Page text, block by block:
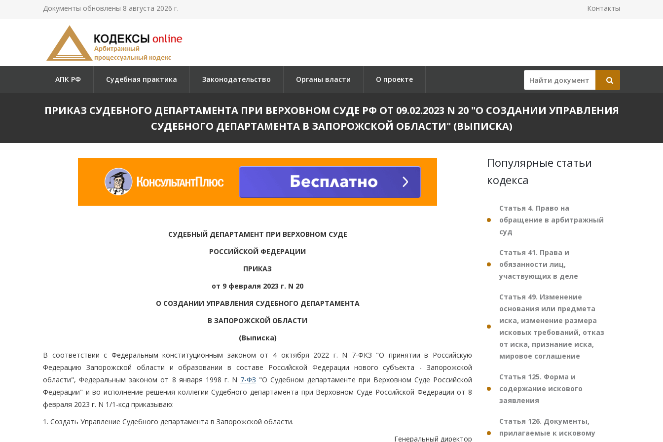
Документы обновлены 8 августа 2026 г. Контакты
АПК РФ Судебная практика Законодательство Органы власти О проекте
ПРИКАЗ СУДЕБНОГО ДЕПАРТАМЕНТА ПРИ ВЕРХОВНОМ СУДЕ РФ ОТ 09.02.2023 N 20 "О СОЗДАНИИ УПРАВЛЕНИЯ
СУДЕБНОГО ДЕПАРТАМЕНТА В ЗАПОРОЖСКОЙ ОБЛАСТИ" (ВЫПИСКА)
СУДЕБНЫЙ ДЕПАРТАМЕНТ ПРИ ВЕРХОВНОМ СУДЕ
РОССИЙСКОЙ ФЕДЕРАЦИИ
ПРИКАЗ
от 9 февраля 2023 г. N 20
О СОЗДАНИИ УПРАВЛЕНИЯ СУДЕБНОГО ДЕПАРТАМЕНТА
В ЗАПОРОЖСКОЙ ОБЛАСТИ
(Выписка)
В соответствии с Федеральным конституционным законом от 4 октября 2022 г. N 7-ФКЗ "О принятии в Российскую
Федерацию Запорожской области и образовании в составе Российской Федерации нового субъекта - Запорожской
области", Федеральным законом от 8 января 1998 г. N 7-ФЗ "О Судебном департаменте при Верховном Суде Российской
Федерации" и во исполнение решения коллегии Судебного департамента при Верховном Суде Российской Федерации от 8
февраля 2023 г. N 1/1-ксд приказываю:
1. Создать Управление Судебного департамента в Запорожской области.
Генеральный директор
Популярные статьи
кодекса
Статья 4. Право на
обращение в арбитражный
суд
Статья 41. Права и
обязанности лиц,
участвующих в деле
Статья 49. Изменение
основания или предмета
иска, изменение размера
исковых требований, отказ
от иска, признание иска,
мировое соглашение
Статья 125. Форма и
содержание искового
заявления
Статья 126. Документы,
прилагаемые к исковому